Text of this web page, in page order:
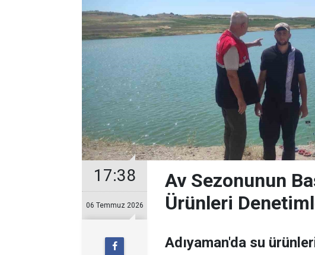
17:38
06 Temmuz 2026
Av Sezonunun
Ürünleri
Adıyaman'da su